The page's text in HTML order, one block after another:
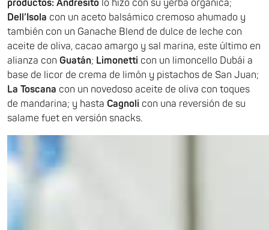
productos: Andresito lo hizo con su yerba orgánica;
Dell’Isola con un aceto balsámico cremoso ahumado y
también con un Ganache Blend de dulce de leche con
aceite de oliva, cacao amargo y sal marina, este último en
alianza con Guatán; Limonetti con un limoncello Dubái a
base de licor de crema de limón y pistachos de San Juan;
La Toscana con un novedoso aceite de oliva con toques
de mandarina; y hasta Cagnoli con una reversión de su
salame fuet en versión snacks.